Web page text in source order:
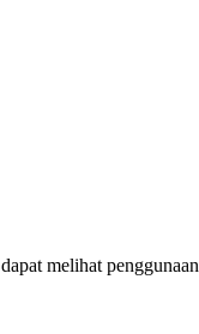
melihat